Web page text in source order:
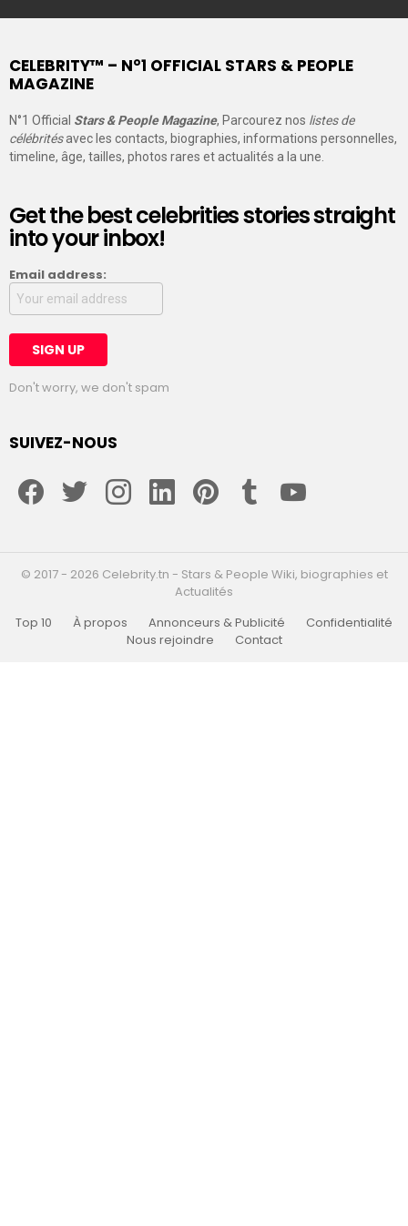
CELEBRITY™ – N°1 OFFICIAL STARS & PEOPLE
MAGAZINE
N°1 Official Stars & People Magazine, Parcourez nos listes de
célébritésavec les contacts, biographies, informations personnelles,
timeline, âge, tailles, photos rares et actualités a la une.
Get the best celebrities stories straight
into your inbox!
Email address:
Don't worry, we don't spam
SUIVEZ-NOUS
© 2017 - 2026 Celebrity.tn - Stars & People Wiki, biographies et
Actualités
Top 10
À propos Annonceurs & Publicité
Confidentialité
Nous rejoindre
Contact